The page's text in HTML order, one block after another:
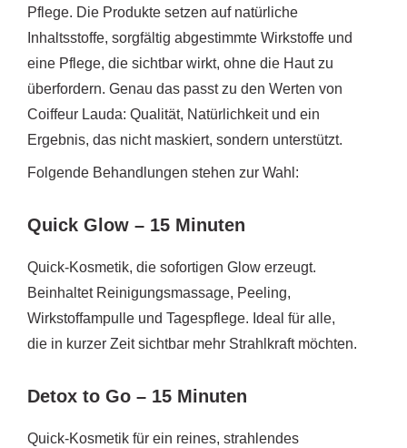
Pflege. Die Produkte setzen auf natürliche
Inhaltsstoffe, sorgfältig abgestimmte Wirkstoffe und
eine Pflege, die sichtbar wirkt, ohne die Haut zu
überfordern. Genau das passt zu den Werten von
Coiffeur Lauda: Qualität, Natürlichkeit und ein
Ergebnis, das nicht maskiert, sondern unterstützt.
Folgende Behandlungen stehen zur Wahl:
Quick Glow – 15 Minuten
Quick-Kosmetik, die sofortigen Glow erzeugt.
Beinhaltet Reinigungsmassage, Peeling,
Wirkstoffampulle und Tagespflege. Ideal für alle,
die in kurzer Zeit sichtbar mehr Strahlkraft möchten.
Detox to Go – 15 Minuten
Quick-Kosmetik für ein reines, strahlendes